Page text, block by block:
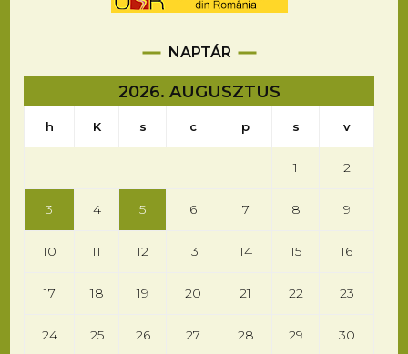
NAPTÁR
2026. AUGUSZTUS
h K s c p s v
1 2
3 4 5 6 7 8 9
10 11 12 13 14 15 16
17 18 19 20 21 22 23
24 25 26 27 28 29 30